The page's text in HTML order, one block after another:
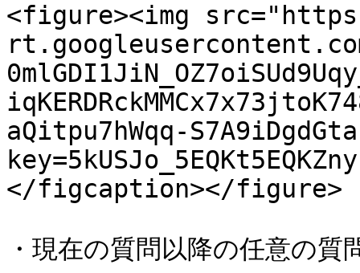
<figure><img
aQitpu7hWqq-
</figcaption></figure>
・現在の質問以降の任意の質